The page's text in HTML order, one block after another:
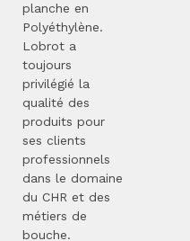
planche en
Polyéthylène.
Lobrot a
toujours
privilégié la
qualité des
produits pour
ses clients
professionnels
dans le domaine
du CHR et des
métiers de
bouche.